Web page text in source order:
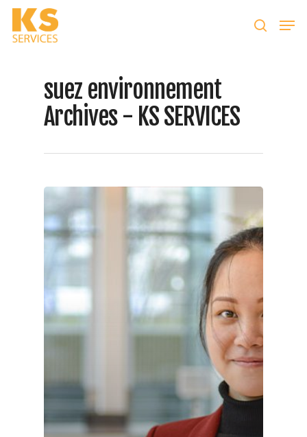
Taper entrer pour lancer la recherche ou ESC
pour fermer
suez environnement
Archives - KS SERVICES